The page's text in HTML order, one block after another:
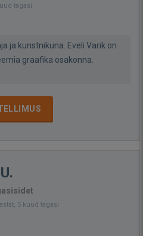
tagasi
ja kunstnikuna. Eveli Varik on
graafika osakonna.
5 kuud tagasi